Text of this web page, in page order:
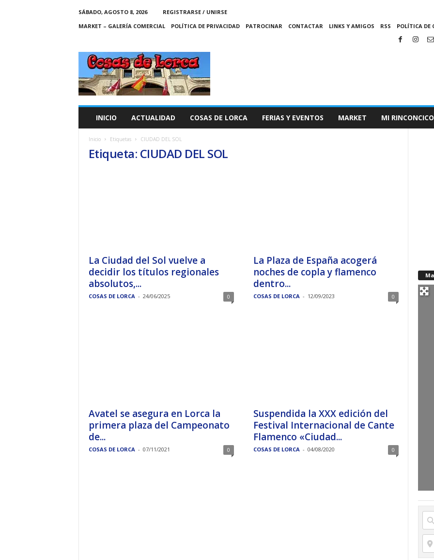
SÁBADO, AGOSTO 8, 2026
REGISTRARSE / UNIRSE
MARKET – GALERÍA COMERCIAL
POLÍTICA DE PRIVACIDAD PATROCINAR CONTACTAR LINKS Y AMIGOS RSS POLÍTICA DE
C
A
S
INICIO ACTUALIDAD COSAS DE LORCA FERIAS Y EVENTOS MARKET MI RINCONCICO
Inicio Etiquetas CIUDAD DEL SOL
Etiqueta: CIUDAD DEL SOL
La Ciudad del Sol vuelve a
decidir los títulos regionales
absolutos,...
COSAS DE LORCA - 24/06/2025 0
La Plaza de España acogerá
noches de copla y flamenco
dentro...
COSAS DE LORCA - 12/09/2023 0
Avatel se asegura en Lorca la
primera plaza del Campeonato
de...
COSAS DE LORCA - 07/11/2021 0
Suspendida la XXX edición del
Festival Internacional de Cante
Flamenco «Ciudad...
COSAS DE LORCA - 04/08/2020 0